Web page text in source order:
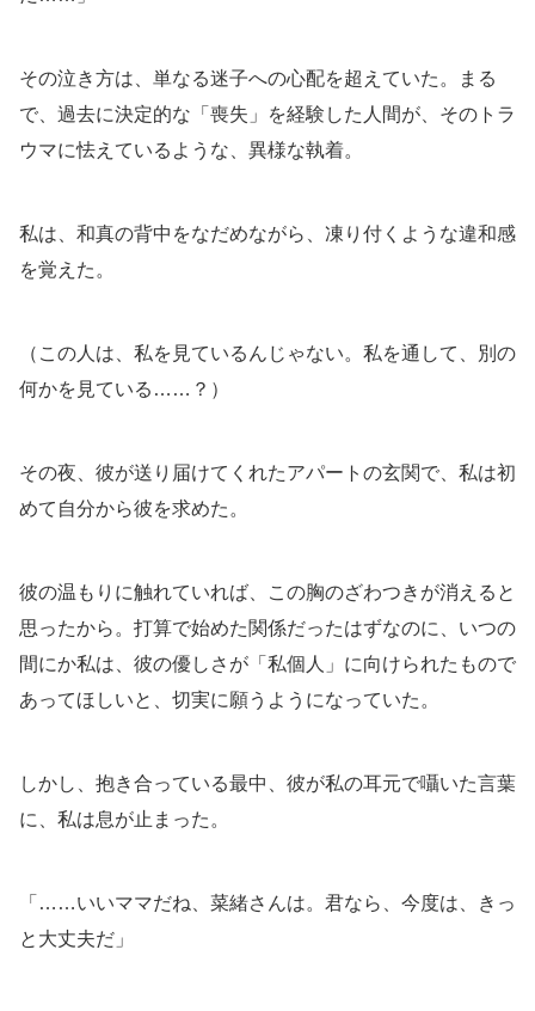
その泣き方は、単なる迷子への心配を超えていた。まる
で、過去に決定的な「喪失」を経験した人間が、そのトラ
ウマに怯えているような、異様な執着。
私は、和真の背中をなだめながら、凍り付くような違和感
を覚えた。
（この人は、私を見ているんじゃない。私を通して、別の
何かを見ている……？）
その夜、彼が送り届けてくれたアパートの玄関で、私は初
めて自分から彼を求めた。
彼の温もりに触れていれば、この胸のざわつきが消えると
思ったから。打算で始めた関係だったはずなのに、いつの
間にか私は、彼の優しさが「私個人」に向けられたもので
あってほしいと、切実に願うようになっていた。
しかし、抱き合っている最中、彼が私の耳元で囁いた言葉
に、私は息が止まった。
「……いいママだね、菜緒さんは。君なら、今度は、きっ
と大丈夫だ」